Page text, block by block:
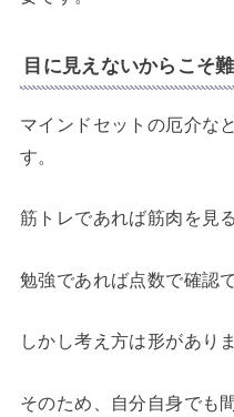
目に見えないからこそ
マインドセットの厄介な
す。
筋トレであれば筋肉を見
勉強であれば点数で確認
しかし考え方は形があり
そのため、自分自身でも